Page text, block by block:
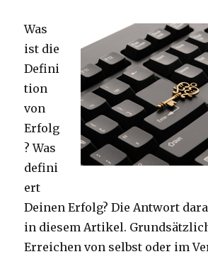
Was
ist die
Defini
tion
von
Erfolg
? Was
defini
ert
Deinen Erfolg? Die Antwort
in diesem Artikel.
Erreichen von selbst oder im